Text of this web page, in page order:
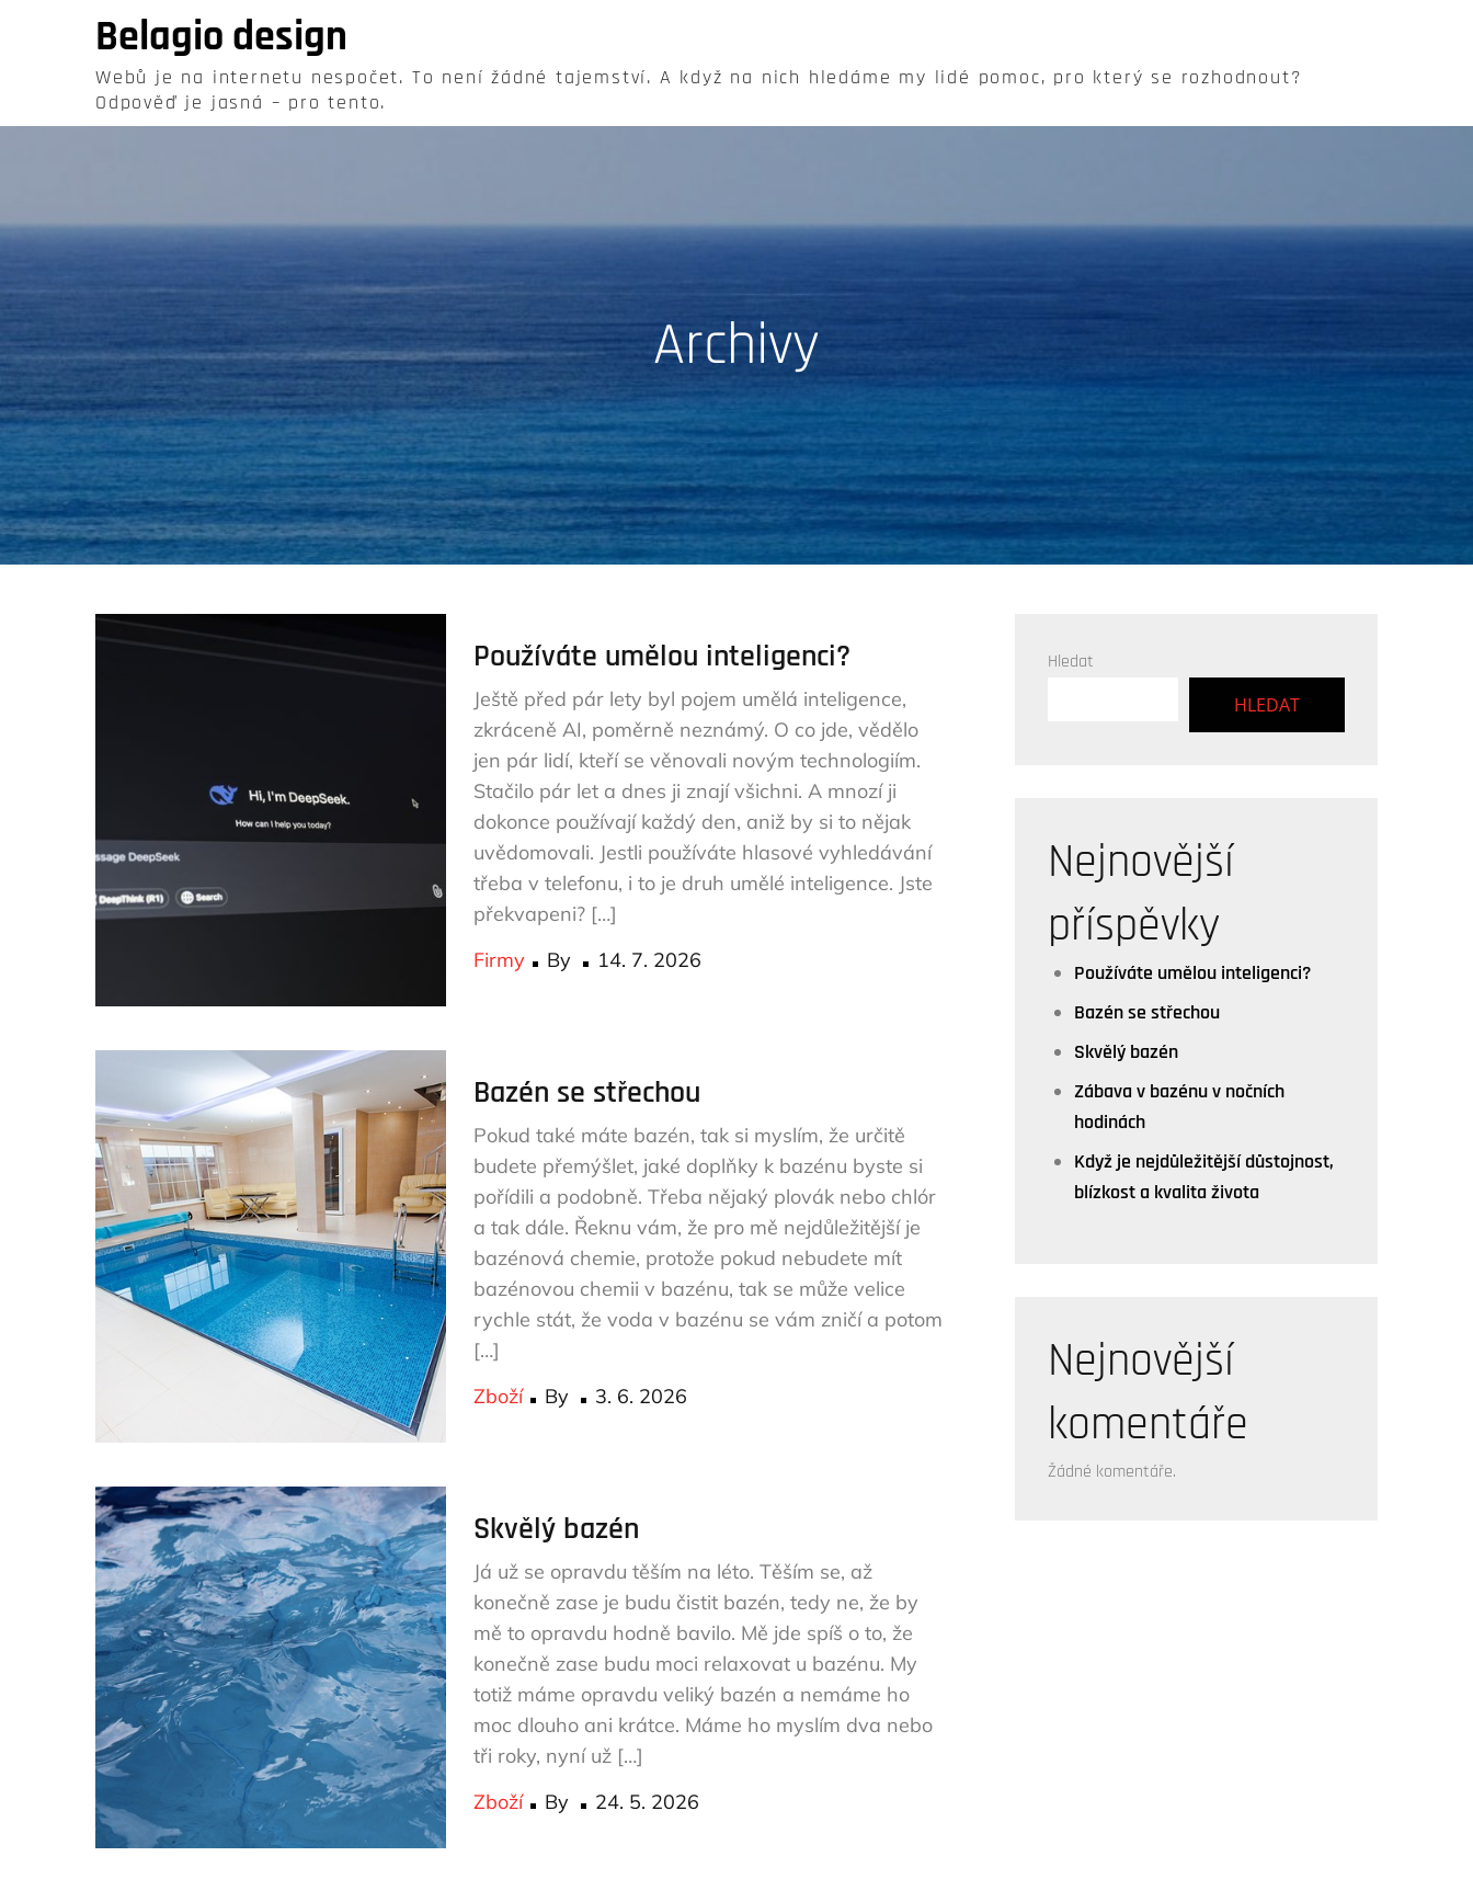
Belagio design
Webů je na internetu nespočet. To není žádné tajemství. A když na nich hledáme my lidé pomoc, pro který se rozhodnout?
Odpověď je jasná – pro tento.
Archivy
Používáte umělou inteligenci?
Ještě před pár lety byl pojem umělá inteligence,
zkráceně AI, poměrně neznámý. O co jde, vědělo
jen pár lidí, kteří se věnovali novým technologiím.
Stačilo pár let a dnes ji znají všichni. A mnozí ji
dokonce používají každý den, aniž by si to nějak
uvědomovali. Jestli používáte hlasové vyhledávání
třeba v telefonu, i to je druh umělé inteligence. Jste
překvapeni? […]
Firmy
By
Posted
14. 7. 2026
Bazén se střechou
Pokud také máte bazén, tak si myslím, že určitě
budete přemýšlet, jaké doplňky k bazénu byste si
pořídili a podobně. Třeba nějaký plovák nebo chlór
a tak dále. Řeknu vám, že pro mě nejdůležitější je
bazénová chemie, protože pokud nebudete mít
bazénovou chemii v bazénu, tak se může velice
rychle stát, že voda v bazénu se vám zničí a potom
[…]
Zboží
By
Posted
3. 6. 2026
Skvělý bazén
Já už se opravdu těším na léto. Těším se, až
konečně zase je budu čistit bazén, tedy ne, že by
mě to opravdu hodně bavilo. Mě jde spíš o to, že
konečně zase budu moci relaxovat u bazénu. My
totiž máme opravdu veliký bazén a nemáme ho
moc dlouho ani krátce. Máme ho myslím dva nebo
tři roky, nyní už […]
Zboží
By
Posted
24. 5. 2026
Hledat
HLEDAT
Nejnovější
příspěvky
Používáte umělou inteligenci?
Bazén se střechou
Skvělý bazén
Zábava v bazénu v nočních
hodinách
Když je nejdůležitější důstojnost,
blízkost a kvalita života
Nejnovější
komentáře
Žádné komentáře.